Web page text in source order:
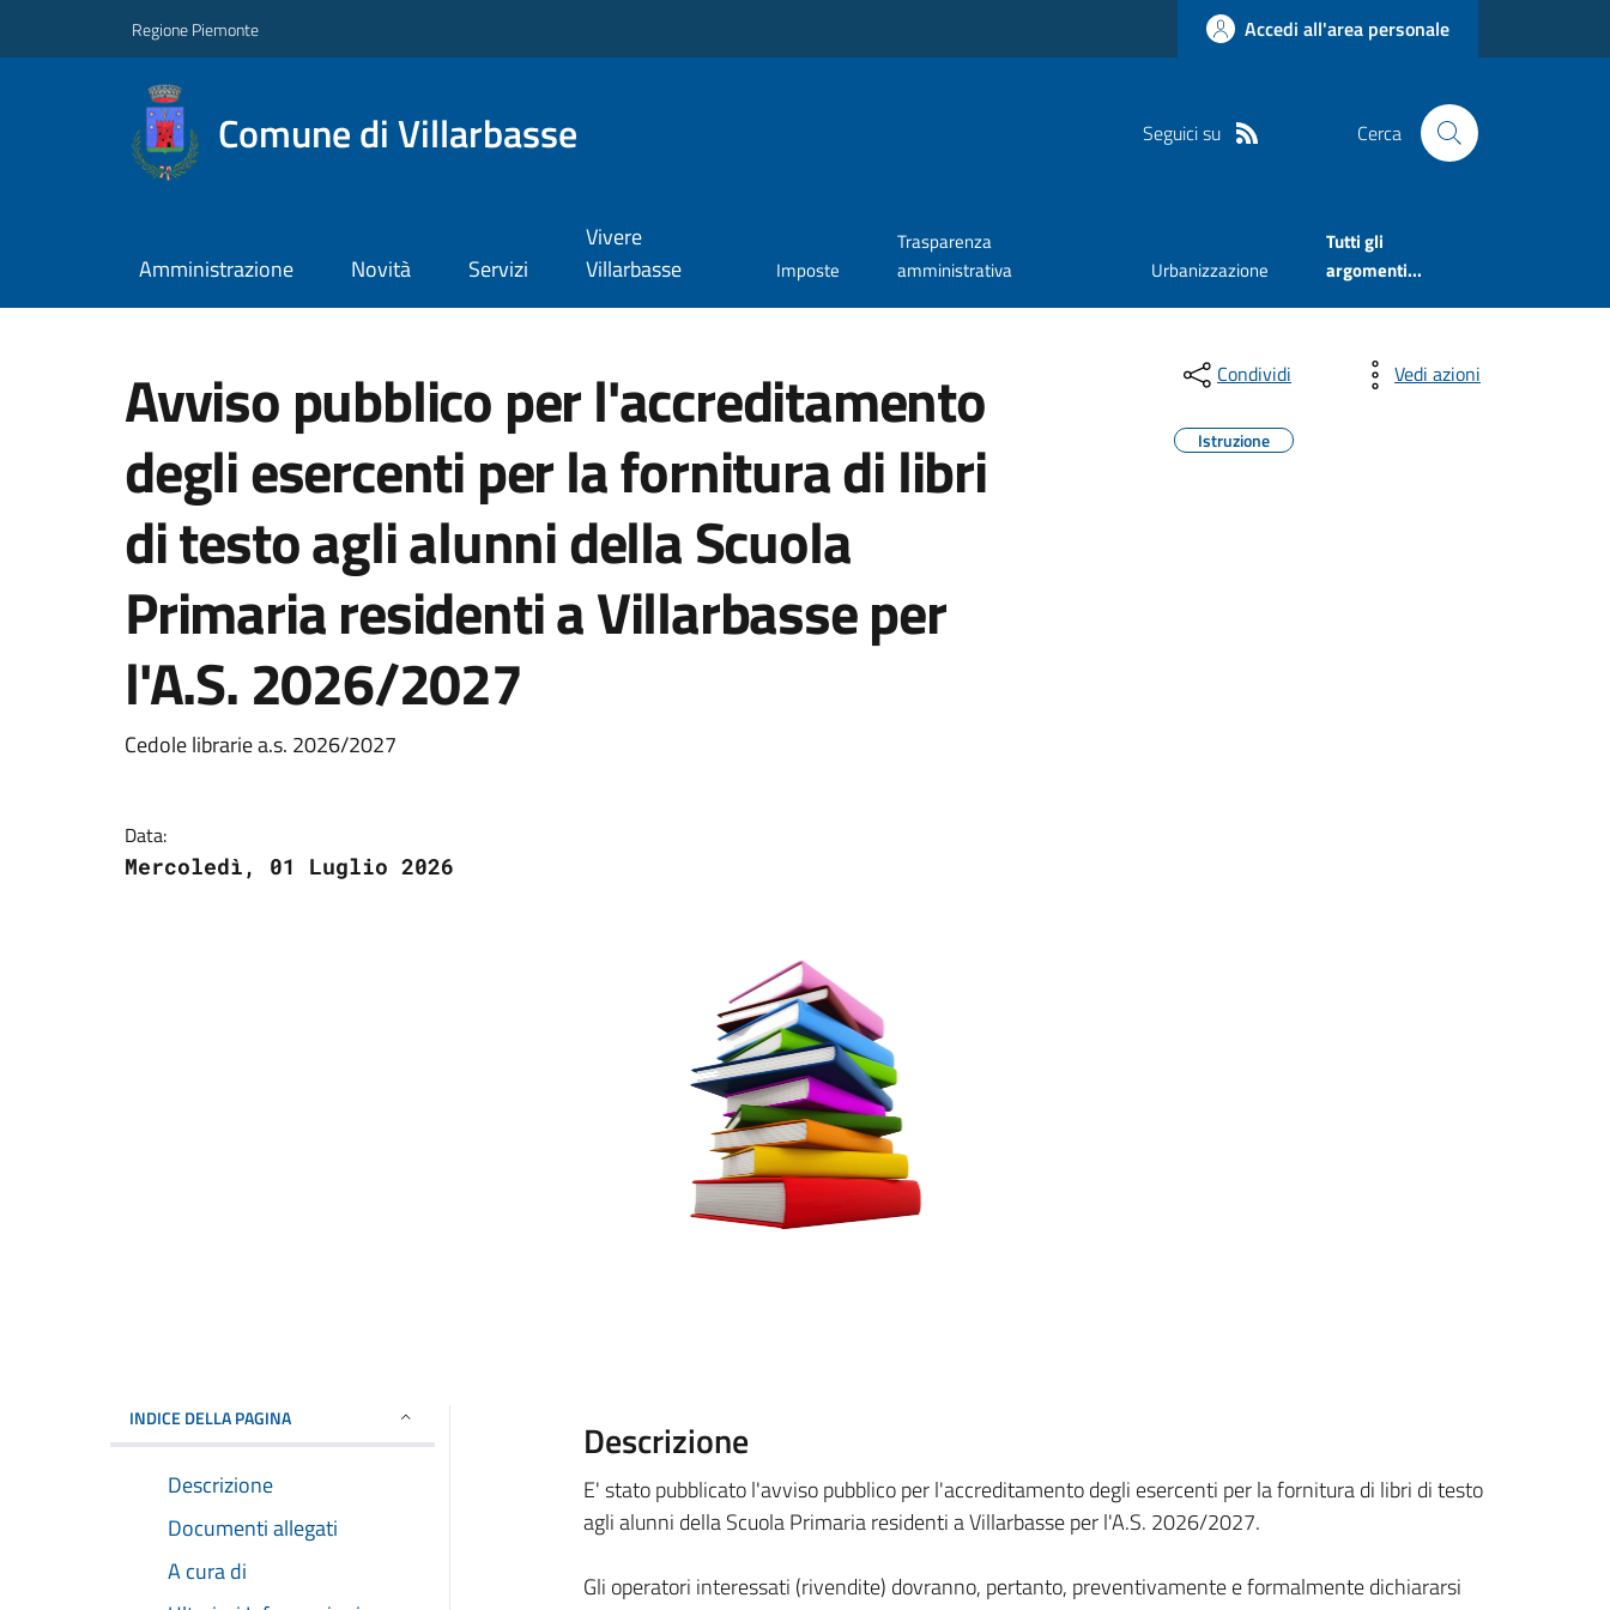
Regione Piemonte Accedi all'area personale
Comune di Villarbasse Seguici su Cerca
Amministrazione Novità Servizi
Vivere
Villarbasse
Imposte
Trasparenza
amministrativa
Urbanizzazione
Tutti gli
argomenti...
Avviso pubblico per l'accreditamento
degli esercenti per la fornitura di libri
di testo agli alunni della Scuola
Primaria residenti a Villarbasse per
l'A.S. 2026/2027
Cedole librarie a.s. 2026/2027
Data:
Mercoledì, 01 Luglio 2026
Condividi Vedi azioni
Istruzione
INDICE DELLA PAGINA
Descrizione
Documenti allegati
A cura di
Descrizione
E' stato pubblicato l'avviso pubblico per l'accreditamento degli esercenti per la fornitura di libri di testo
agli alunni della Scuola Primaria residenti a Villarbasse per l'A.S. 2026/2027.
Gli operatori interessati (rivendite) dovranno, pertanto, preventivamente e formalmente dichiararsi